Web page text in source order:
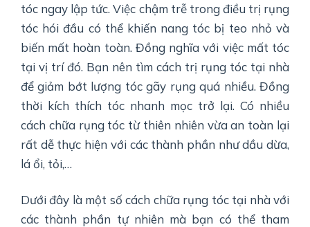
tóc ngay lập tức. Việc chậm trễ trong điều trị rụng
tóc hói đầu có thể khiến nang tóc bị teo nhỏ và
biến mất hoàn toàn. Đồng nghĩa với việc mất tóc
tại vị trí đó. Bạn nên tìm cách trị rụng tóc tại nhà
để giảm bớt lượng tóc gãy rụng quá nhiều. Đồng
thời kích thích tóc nhanh mọc trở lại. Có nhiều
cách chữa rụng tóc từ thiên nhiên vừa an toàn lại
rất dễ thực hiện với các thành phần như dầu dừa,
lá ổi, tỏi,…
Dưới đây là một số cách chữa rụng tóc tại nhà với
các thành phần tự nhiên mà bạn có thể tham